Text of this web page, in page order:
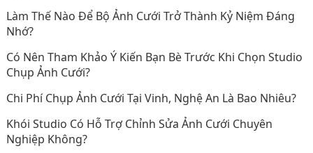
Làm Thế Nào Để Bộ Ảnh Cưới Trở Thành Kỷ Niệm Đáng
Nhớ?
Có Nên Tham Khảo Ý Kiến Bạn Bè Trước Khi Chọn Studio
Chụp Ảnh Cưới?
Chi Phí Chụp Ảnh Cưới Tại Vinh, Nghệ An Là Bao Nhiêu?
Khói Studio Có Hỗ Trợ Chỉnh Sửa Ảnh Cưới Chuyên
Nghiệp Không?